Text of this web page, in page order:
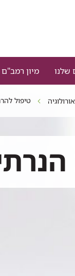
שלנו מיון רמב"ם
טיפול